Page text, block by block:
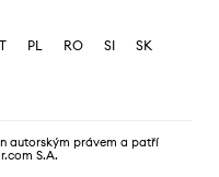
PL RO SI
SK
autorským právem a patří
S.A.